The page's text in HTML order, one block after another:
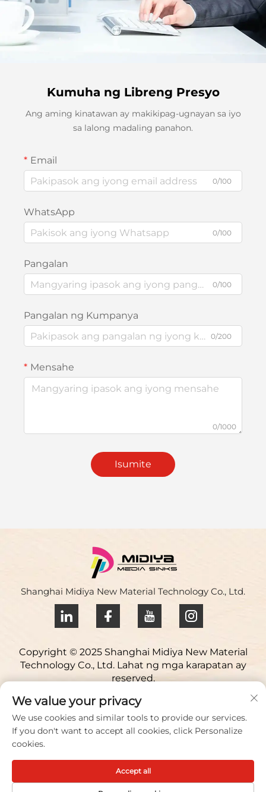
Kumuha ng Libreng Presyo
Ang aming kinatawan ay makikipag-ugnayan sa iyo
sa lalong madaling panahon.
Email
0/100
WhatsApp
0/100
Pangalan
0/100
Pangalan ng Kumpanya
0/200
Mensahe
0/1000
Isumite
Shanghai Midiya New Material Technology Co., Ltd.
Copyright © 2025 Shanghai Midiya New Material
Technology Co., Ltd. Lahat ng mga karapatan ay
reserved.
Patakaran sa Pagkakapribado
Makipag-ugnayan Sa Amin
Address: Yuqiao Science Park, 98 Lianfu Road, Jiuting
Town, Songjiang District，Shanghai,China
Magsabi/Fax:+86 021 51088836
We value your privacy
We use cookies and similar tools to provide our services.
If you don't want to accept all cookies, click Personalize
cookies.
Accept all